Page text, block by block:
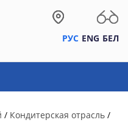
РУС ENG БЕЛ
/ Кондитерская отрасль /